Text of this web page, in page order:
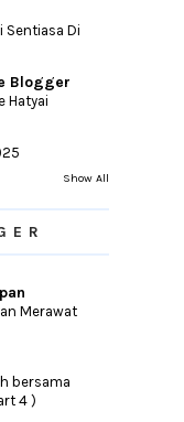
Sentiasa Di
Blogger
Hatyai
Show All
Merawat
bersama
4 )